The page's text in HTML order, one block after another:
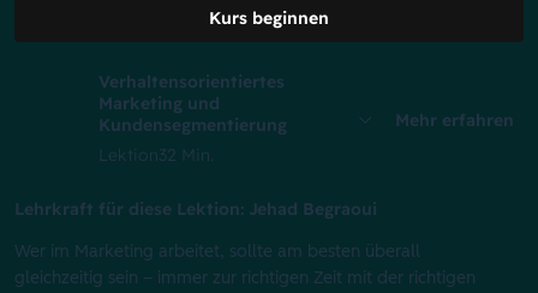
Kurs beginnen
Verhaltensorientiertes
Marketing und
Kundensegmentierung
Lektion32 Min.
Mehr erfahren
Lehrkraft für diese Lektion: Jehad Begraoui
Wer im Marketing arbeitet, sollte am besten überall
gleichzeitig sein – immer zur richtigen Zeit mit der richtigen